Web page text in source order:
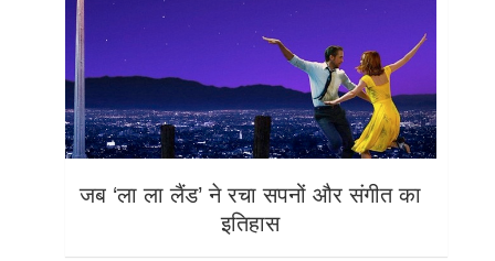
जब ‘ला ला लैंड’ ने रचा सपनों और संगीत का
इतिहास